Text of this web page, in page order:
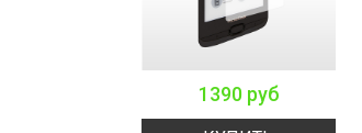
1390 руб